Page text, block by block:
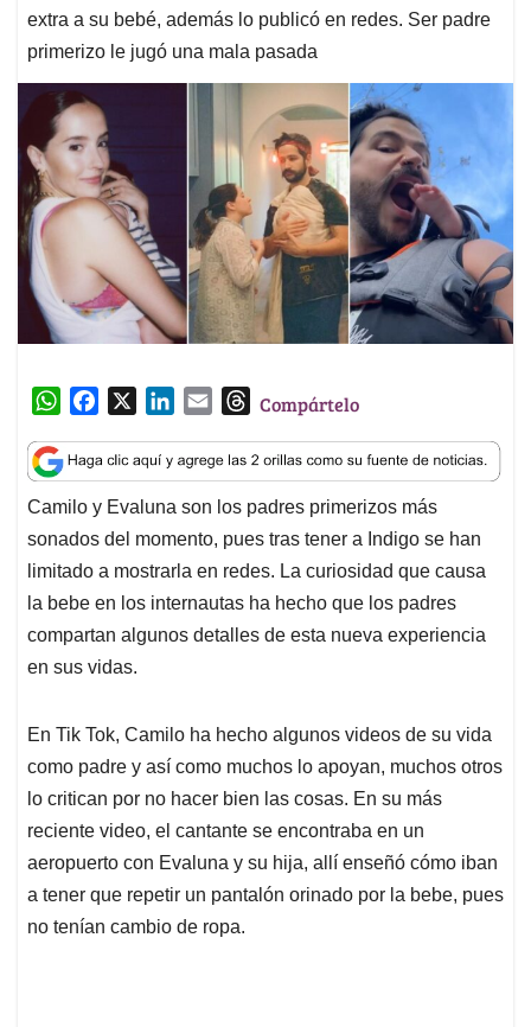
extra a su bebé, además lo publicó en redes. Ser padre
primerizo le jugó una mala pasada
W
a
t
s
A
p
p
c
e
b
o
o
k
n
k
e
d
I
n
a
i
T
r
e
a
d
s
Compártelo
Camilo y Evaluna son los padres primerizos más
sonados del momento, pues tras tener a Indigo se han
limitado a mostrarla en redes. La curiosidad que causa
la bebe en los internautas ha hecho que los padres
compartan algunos detalles de esta nueva experiencia
en sus vidas.
En Tik Tok, Camilo ha hecho algunos videos de su vida
como padre y así como muchos lo apoyan, muchos otros
lo critican por no hacer bien las cosas. En su más
reciente video, el cantante se encontraba en un
aeropuerto con Evaluna y su hija, allí enseñó cómo iban
a tener que repetir un pantalón orinado por la bebe, pues
no tenían cambio de ropa.